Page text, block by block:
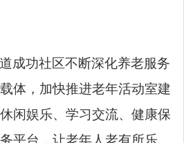
成功社区不断深化养老服务
体，加快推进老年活动室建
闲娱乐、学习交流、健康保
平台，让老年人老有所乐、